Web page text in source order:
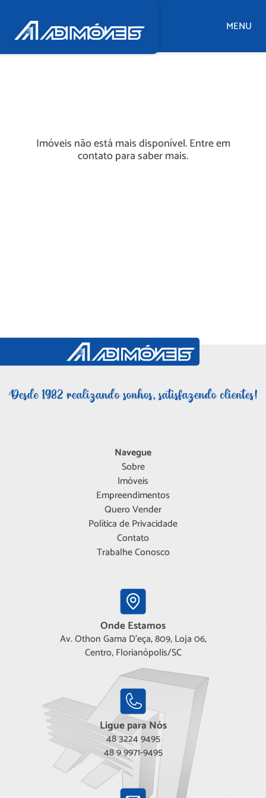
MENU
Imóveis não está mais disponível. Entre em
contato para saber mais.
Navegue
Sobre
Imóveis
Empreendimentos
Quero Vender
Política de Privacidade
Contato
Trabalhe Conosco
Onde Estamos
Av. Othon Gama D'eça, 809, Loja 06,
Centro, Florianópolis/SC
Ligue para Nós
48 3224 9495
48 9 9971-9495